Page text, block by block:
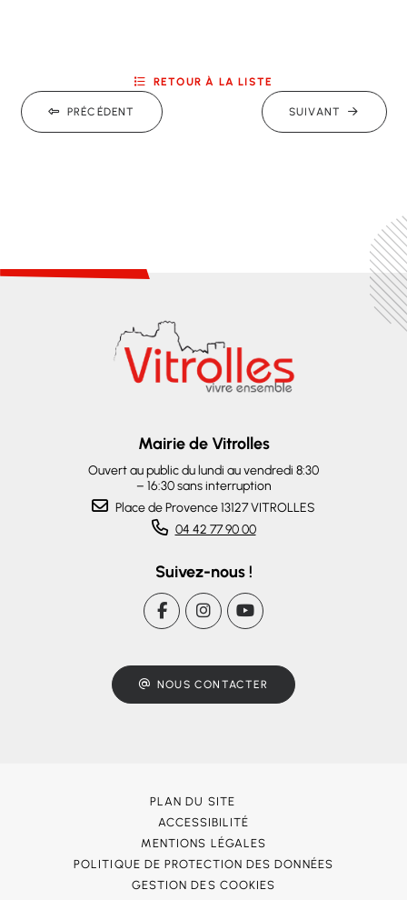
PRÉCÉDENT
RETOUR À LA LISTE
SUIVANT
Mairie de Vitrolles
Ouvert au public du lundi au vendredi 8:30
– 16:30 sans interruption
Place de Provence 13127 VITROLLES
04 42 77 90 00
Suivez-nous !
NOUS CONTACTER
PLAN DU SITE
ACCESSIBILITÉ
MENTIONS LÉGALES
POLITIQUE DE PROTECTION DES DONNÉES
GESTION DES COOKIES